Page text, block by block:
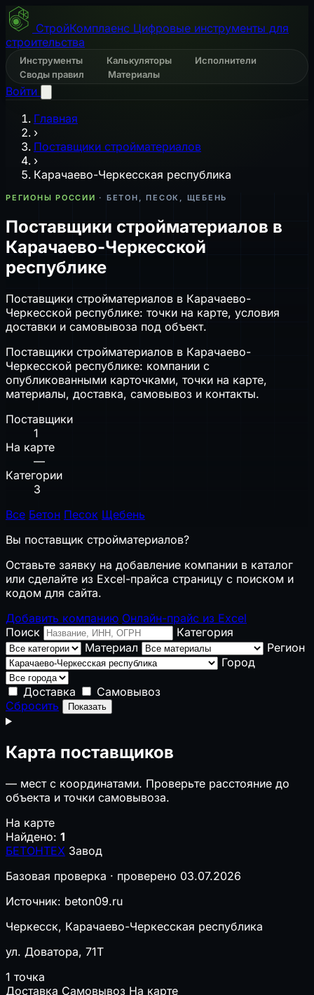
СтройКомплаенс Цифровые инструменты для
строительства
Инструменты Калькуляторы
Исполнители
Своды правил
Материалы
Войти
Главная
›
Поставщики стройматериалов
›
Карачаево-Черкесская республика
РЕГИОНЫ РОССИИ · БЕТОН, ПЕСОК, ЩЕБЕНЬ
Поставщики стройматериалов в
Карачаево-Черкесской
республике
Поставщики стройматериалов в Карачаево-
Черкесской республике: точки на карте, условия
доставки и самовывоза под объект.
Поставщики стройматериалов в Карачаево-
Черкесской республике: компании с
опубликованными карточками, точки на карте,
материалы, доставка, самовывоз и контакты.
Поставщики
1
На карте
—
Категории
3
Все Бетон Песок Щебень
Вы поставщик стройматериалов?
Оставьте заявку на добавление компании в каталог
или сделайте из Excel-прайса страницу с поиском и
кодом для сайта.
Добавить компанию Онлайн-прайс из Excel
Поиск
Категория
Материал
Регион
Город
Доставка
Самовывоз
Сбросить
Показать
Карта поставщиков
— мест с координатами. Проверьте расстояние до
объекта и точки самовывоза.
На карте
Найдено: 1
БЕТОНТЕХ Завод
Базовая проверка · проверено 03.07.2026
Источник: beton09.ru
Черкесск, Карачаево-Черкесская республика
ул. Доватора, 71Т
1 точка
Доставка Самовывоз На карте